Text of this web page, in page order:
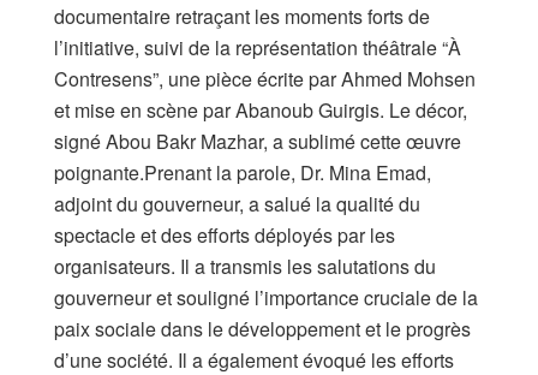
documentaire retraçant les moments forts de
l’initiative, suivi de la représentation théâtrale “À
Contresens”, une pièce écrite par Ahmed Mohsen
et mise en scène par Abanoub Guirgis. Le décor,
signé Abou Bakr Mazhar, a sublimé cette œuvre
poignante.Prenant la parole, Dr. Mina Emad,
adjoint du gouverneur, a salué la qualité du
spectacle et des efforts déployés par les
organisateurs. Il a transmis les salutations du
gouverneur et souligné l’importance cruciale de la
paix sociale dans le développement et le progrès
d’une société. Il a également évoqué les efforts